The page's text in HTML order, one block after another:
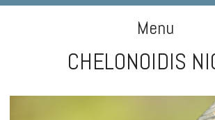
DIGIART PHOTOGRAPHY
Menu
Skip to contentCHELONOIDIS